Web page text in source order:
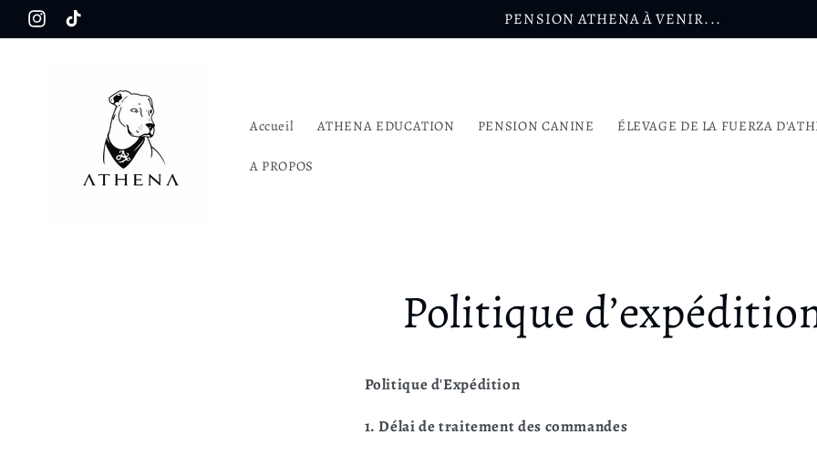
et passer
au
InstagramTikTok PENSION ATHENA À VENIR...
Accueil ATHENA EDUCATION PENSION CANINE ÉLEVAGE DE LA FUERZA
A PROPOS
Politique
Politique d'Expédition
1. Délai de traitement des commandes